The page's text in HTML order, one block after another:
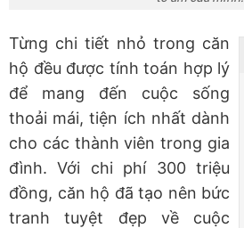
Từng chi tiết nhỏ trong căn
hộ đều được tính toán hợp lý
để mang đến cuộc sống
thoải mái, tiện ích nhất dành
cho các thành viên trong gia
đình. Với chi phí 300 triệu
đồng, căn hộ đã tạo nên bức
tranh tuyệt đẹp về cuộc